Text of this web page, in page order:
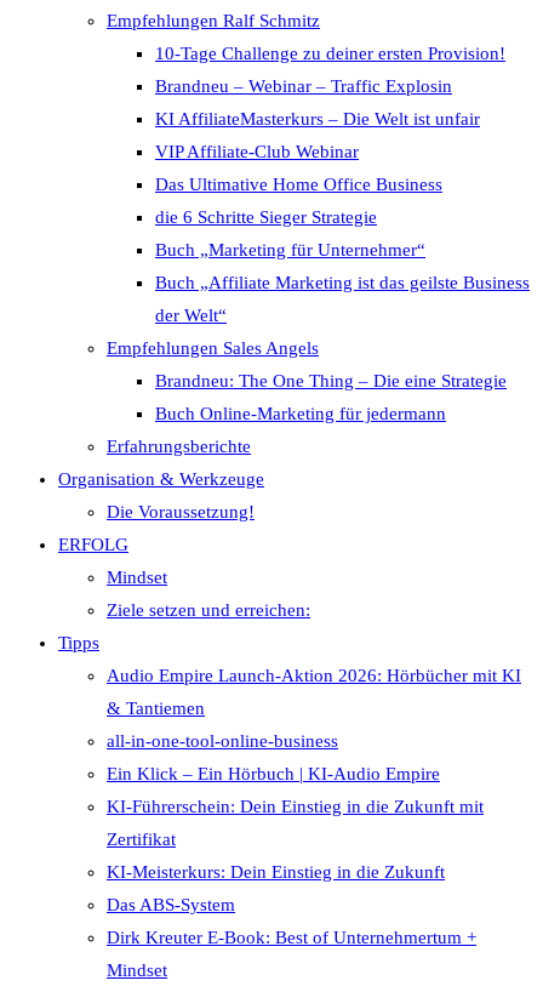
Empfehlungen Ralf Schmitz
10-Tage Challenge zu deiner ersten Provision!
Brandneu – Webinar – Traffic Explosin
KI AffiliateMasterkurs – Die Welt ist unfair
VIP Affiliate-Club Webinar
Das Ultimative Home Office Business
die 6 Schritte Sieger Strategie
Buch „Marketing für Unternehmer“
Buch „Affiliate Marketing ist das geilste Business
der Welt“
Empfehlungen Sales Angels
Brandneu: The One Thing – Die eine Strategie
Buch Online-Marketing für jedermann
Erfahrungsberichte
Organisation & Werkzeuge
Die Voraussetzung!
ERFOLG
Mindset
Ziele setzen und erreichen:
Tipps
Audio Empire Launch-Aktion 2026: Hörbücher mit KI
& Tantiemen
all-in-one-tool-online-business
Ein Klick – Ein Hörbuch | KI‑Audio Empire
KI-Führerschein: Dein Einstieg in die Zukunft mit
Zertifikat
KI-Meisterkurs: Dein Einstieg in die Zukunft
Das ABS-System
Dirk Kreuter E-Book: Best of Unternehmertum +
Mindset